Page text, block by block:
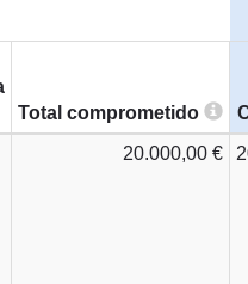
Total comprometido
20.000,00 €